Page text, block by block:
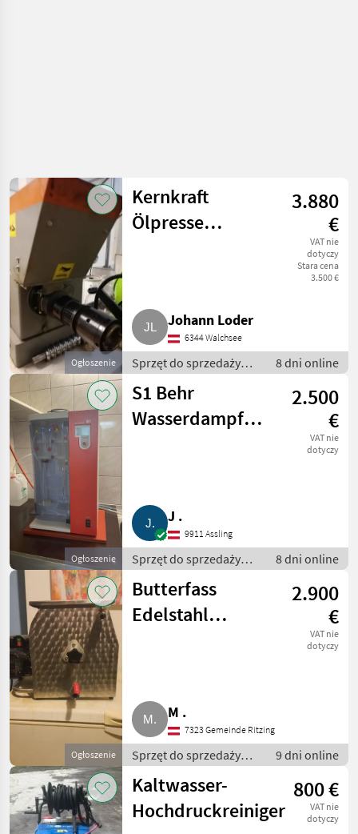
Ogłoszenie
Kernkraft
Ölpresse
3.880
€
VAT nie
dotyczy
Stara cena
3.500 €
Johann Loder
6344 Walchsee
Sprzęt do sprzedaży
pośredniej / Inny sprzęt
do sprzedaży
pośredniej
8 dni online
Ogłoszenie
S1 Behr
2.500
€
VAT nie
dotyczy
J .
9911 Assling
Sprzęt do sprzedaży
pośredniej / Inny sprzęt
do sprzedaży
pośredniej
8 dni online
Ogłoszenie
Butterfass
Edelstahl
2.900
€
VAT nie
dotyczy
M .
7323 Gemeinde Ritzing
Sprzęt do sprzedaży
pośredniej / Inny sprzęt
do sprzedaży
pośredniej
9 dni online
Kaltwasser-
Hochdruckreiniger
800 €
VAT nie
dotyczy